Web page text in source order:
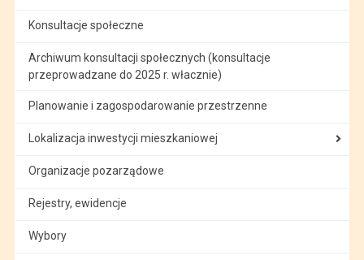
Konsultacje społeczne
Archiwum konsultacji społecznych (konsultacje
przeprowadzane do 2025 r. włacznie)
Planowanie i zagospodarowanie przestrzenne
Lokalizacja inwestycji mieszkaniowej
Organizacje pozarządowe
Rejestry, ewidencje
Wybory